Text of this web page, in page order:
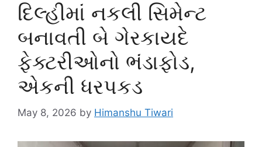
દિલ્હીમાં નકલી સિમેન્ટ
બનાવતી બે ગેરકાયદે
ફેક્ટરીઓનો ભંડાફોડ,
એકની ધરપકડ
May 8, 2026 by Himanshu Tiwari